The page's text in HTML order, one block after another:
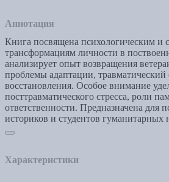
Аннотация
Книга посвящена психологическим и
трансформациям личности в
анализирует опыт возвращения
проблемы адаптации,
восстановления. Особое внимание
посттравматического стресса, роли
ответственности. Предназначена для
историков и студентов гуманитарных
Характеристики